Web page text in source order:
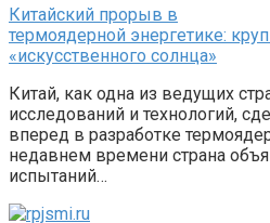
Китайский прорыв в
термоядерной энергетике:
«искусственного солнца»
Китай, как одна из ведущих
исследований и технологий,
вперед в разработке
недавнем времени страна
испытаний…